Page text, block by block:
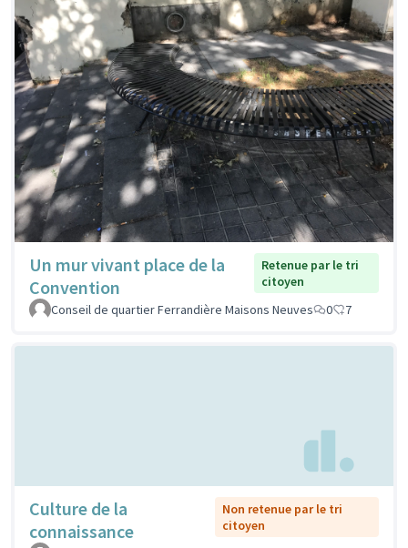
Un mur vivant place de la
Convention
Retenue par le tri
citoyen
Conseil de quartier Ferrandière Maisons Neuves
0 7
Culture de la
connaissance
Non retenue par le tri
citoyen